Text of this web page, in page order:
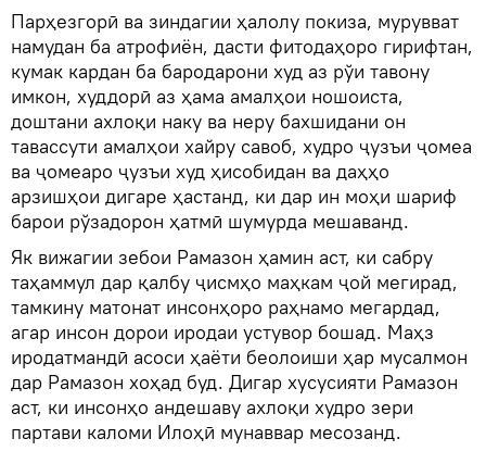
Парҳезгорӣ ва зиндагии ҳалолу покиза, мурувват
намудан ба атрофиён, дасти фитодаҳоро гирифтан,
кумак кардан ба бародарони худ аз рўи тавону
имкон, худдорӣ аз ҳама амалҳои ношоиста,
доштани ахлоқи наку ва неру бахшидани он
тавассути амалҳои хайру савоб, худро ҷузъи ҷомеа
ва ҷомеаро ҷузъи худ ҳисобидан ва даҳҳо
арзишҳои дигаре ҳастанд, ки дар ин моҳи шариф
барои рўзадорон ҳатмӣ шумурда мешаванд.
Як вижагии зебои Рамазон ҳамин аст, ки сабру
таҳаммул дар қалбу ҷисмҳо маҳкам ҷой мегирад,
тамкину матонат инсонҳоро раҳнамо мегардад,
агар инсон дорои иродаи устувор бошад. Маҳз
иродатмандӣ асоси ҳаёти беолоиши ҳар мусалмон
дар Рамазон хоҳад буд. Дигар хусусияти Рамазон
аст, ки инсонҳо андешаву ахлоқи худро зери
партави каломи Илоҳӣ мунаввар месозанд.